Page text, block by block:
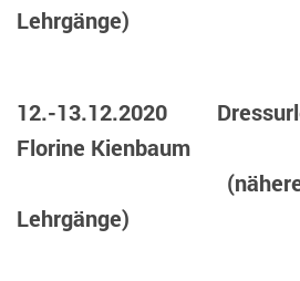
Lehrgänge)
12.-13.12.2020
Florine Kienbaum
(näheres
Lehrgänge)